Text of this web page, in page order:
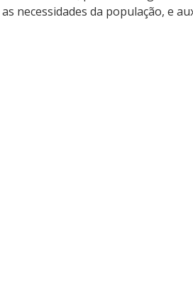
necessidades da população, e